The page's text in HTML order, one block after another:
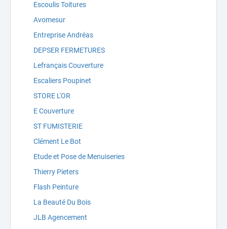
Escoulis Toitures
Avomesur
Entreprise Andréas
DEPSER FERMETURES
Lefrançais Couverture
Escaliers Poupinet
STORE L'OR
E Couverture
ST FUMISTERIE
Clément Le Bot
Etude et Pose de Menuiseries
Thierry Pieters
Flash Peinture
La Beauté Du Bois
JLB Agencement